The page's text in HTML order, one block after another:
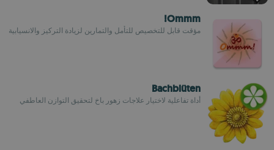
Ommm!
مؤقت قابل للتخصيص للتأمل والتمارين لزيادة التركيز والانسيابية
Bachblüten
أداة تفاعلية لاختيار علاجات زهور باخ لتحقيق التوازن العاطفي